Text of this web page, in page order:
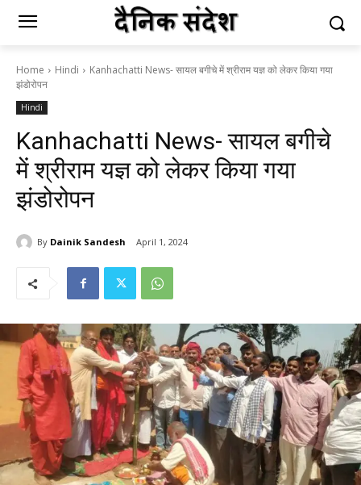
Home Hindi
Kanhachatti News- सायल बगीचे में श्रीराम यज्ञ को लेकर किया गया
झंडोरोपन
Hindi
Kanhachatti News- सायल बगीचे
में श्रीराम यज्ञ को लेकर किया गया
झंडोरोपन
By Dainik Sandesh April 1, 2024